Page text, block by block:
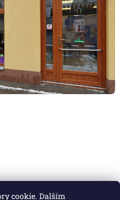
cookie. Dalším